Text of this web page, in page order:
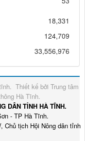
18,331
124,709
33,556,976
. Thiết kế bởi Trung tâm
Hà Tĩnh.
DÂN TỈNH HÀ TĨNH.
- TP Hà Tĩnh.
Chủ tịch Hội Nông dân tỉnh